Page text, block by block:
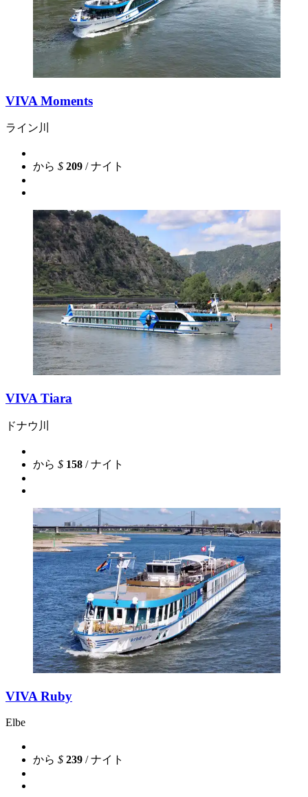
VIVA Moments
ライン川
から $ 209 / ナイト
VIVA Tiara
ドナウ川
から $ 158 / ナイト
VIVA Ruby
Elbe
から $ 239 / ナイト